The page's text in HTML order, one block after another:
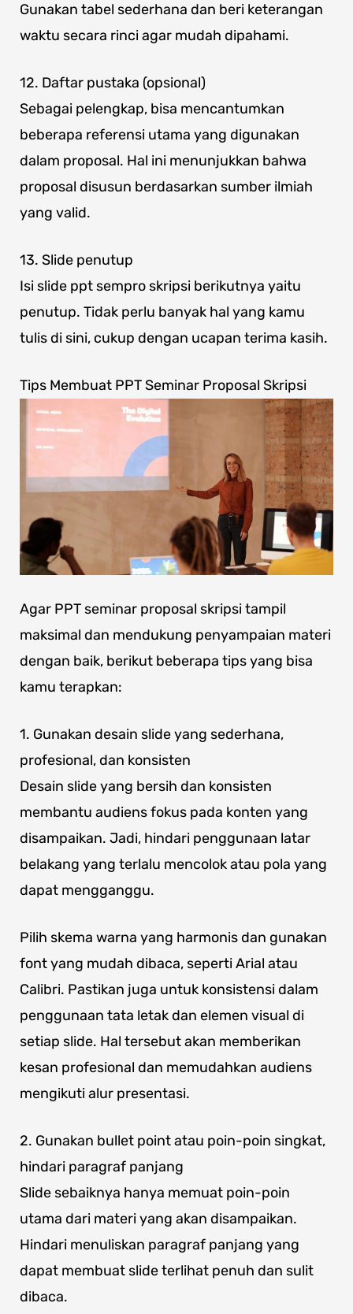
Gunakan tabel sederhana dan beri keterangan
waktu secara rinci agar mudah dipahami.
12. Daftar pustaka (opsional)
Sebagai pelengkap, bisa mencantumkan
beberapa referensi utama yang digunakan
dalam proposal. Hal ini menunjukkan bahwa
proposal disusun berdasarkan sumber ilmiah
yang valid.
13. Slide penutup
Isi slide ppt sempro skripsi berikutnya yaitu
penutup. Tidak perlu banyak hal yang kamu
tulis di sini, cukup dengan ucapan terima kasih.
Tips Membuat PPT Seminar Proposal Skripsi
Agar PPT seminar proposal skripsi tampil
maksimal dan mendukung penyampaian materi
dengan baik, berikut beberapa tips yang bisa
kamu terapkan:
1. Gunakan desain slide yang sederhana,
profesional, dan konsisten
Desain slide yang bersih dan konsisten
membantu audiens fokus pada konten yang
disampaikan. Jadi, hindari penggunaan latar
belakang yang terlalu mencolok atau pola yang
dapat mengganggu.
Pilih skema warna yang harmonis dan gunakan
font yang mudah dibaca, seperti Arial atau
Calibri. Pastikan juga untuk konsistensi dalam
penggunaan tata letak dan elemen visual di
setiap slide. Hal tersebut akan memberikan
kesan profesional dan memudahkan audiens
mengikuti alur presentasi.
2. Gunakan bullet point atau poin-poin singkat,
hindari paragraf panjang
Slide sebaiknya hanya memuat poin-poin
utama dari materi yang akan disampaikan.
Hindari menuliskan paragraf panjang yang
dapat membuat slide terlihat penuh dan sulit
dibaca.